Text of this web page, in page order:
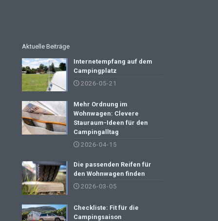
Aktuelle Beiträge
Internetempfang auf dem
Campingplatz
2026-05-21
Mehr Ordnung im
Wohnwagen: Clevere
Stauraum-Ideen für den
Campingalltag
2026-04-15
Die passenden Reifen für
den Wohnwagen finden
2026-03-05
Checkliste: Fit für die
Campingsaison